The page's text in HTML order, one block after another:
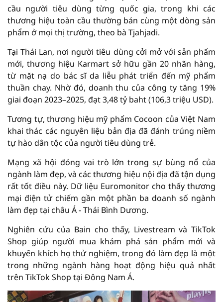
cầu người tiêu dùng từng quốc gia, trong khi các
thương hiệu toàn cầu thường bán cùng một dòng sản
phẩm ở mọi thị trường, theo bà Tjahjadi.
Tại Thái Lan, nơi người tiêu dùng cởi mở với sản phẩm
mới, thương hiệu Karmart sở hữu gần 20 nhãn hàng,
từ mặt nạ do bác sĩ da liễu phát triển đến mỹ phẩm
thuần chay. Nhờ đó, doanh thu của công ty tăng 19%
giai đoạn 2023–2025, đạt 3,48 tỷ baht (106,3 triệu USD).
Tương tự, thương hiệu mỹ phẩm Cocoon của Việt Nam
khai thác các nguyên liệu bản địa đã đánh trúng niềm
tự hào dân tộc của người tiêu dùng trẻ.
Mạng xã hội đóng vai trò lớn trong sự bùng nổ của
ngành làm đẹp, và các thương hiệu nội địa đã tận dụng
rất tốt điều này. Dữ liệu Euromonitor cho thấy thương
mại điện tử chiếm gần một phần ba doanh số ngành
làm đẹp tại châu Á - Thái Bình Dương.
Nghiên cứu của Bain cho thấy, Livestream và TikTok
Shop giúp người mua khám phá sản phẩm mới và
khuyến khích họ thử nghiệm, trong đó làm đẹp là một
trong những ngành hàng hoạt động hiệu quả nhất
trên TikTok Shop tại Đông Nam Á.